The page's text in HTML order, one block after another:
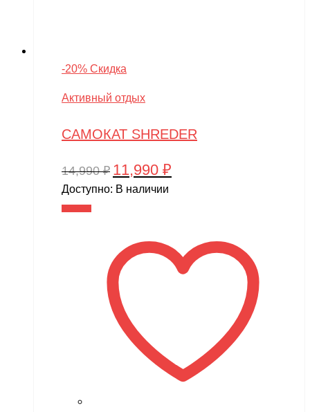
-20% Скидка
Активный отдых
САМОКАТ SHREDER
14,990₽ Первоначальная
цена
11,990 ₽
Доступно: В наличии